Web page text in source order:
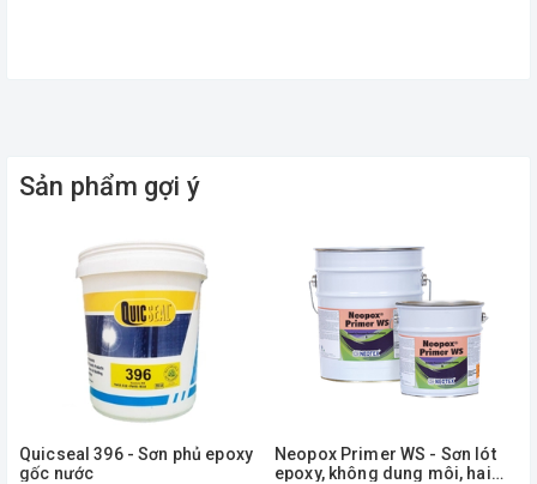
Sản phẩm gợi ý
Quicseal 396 - Sơn phủ epoxy
gốc nước
Neopox Primer WS - Sơn lót
epoxy, không dung môi, hai